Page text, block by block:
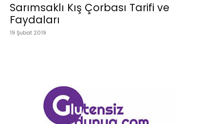
Sarımsaklı Kış Çorbası Tarifi ve
Faydaları
19 Şubat 2019